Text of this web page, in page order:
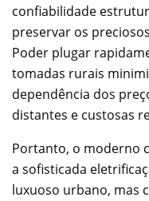
confiabilidade
preservar os
Poder plugar
tomadas rurais
dependência dos
distantes e custosas
Portanto, o moderno
a sofisticada
luxuoso urbano, mas